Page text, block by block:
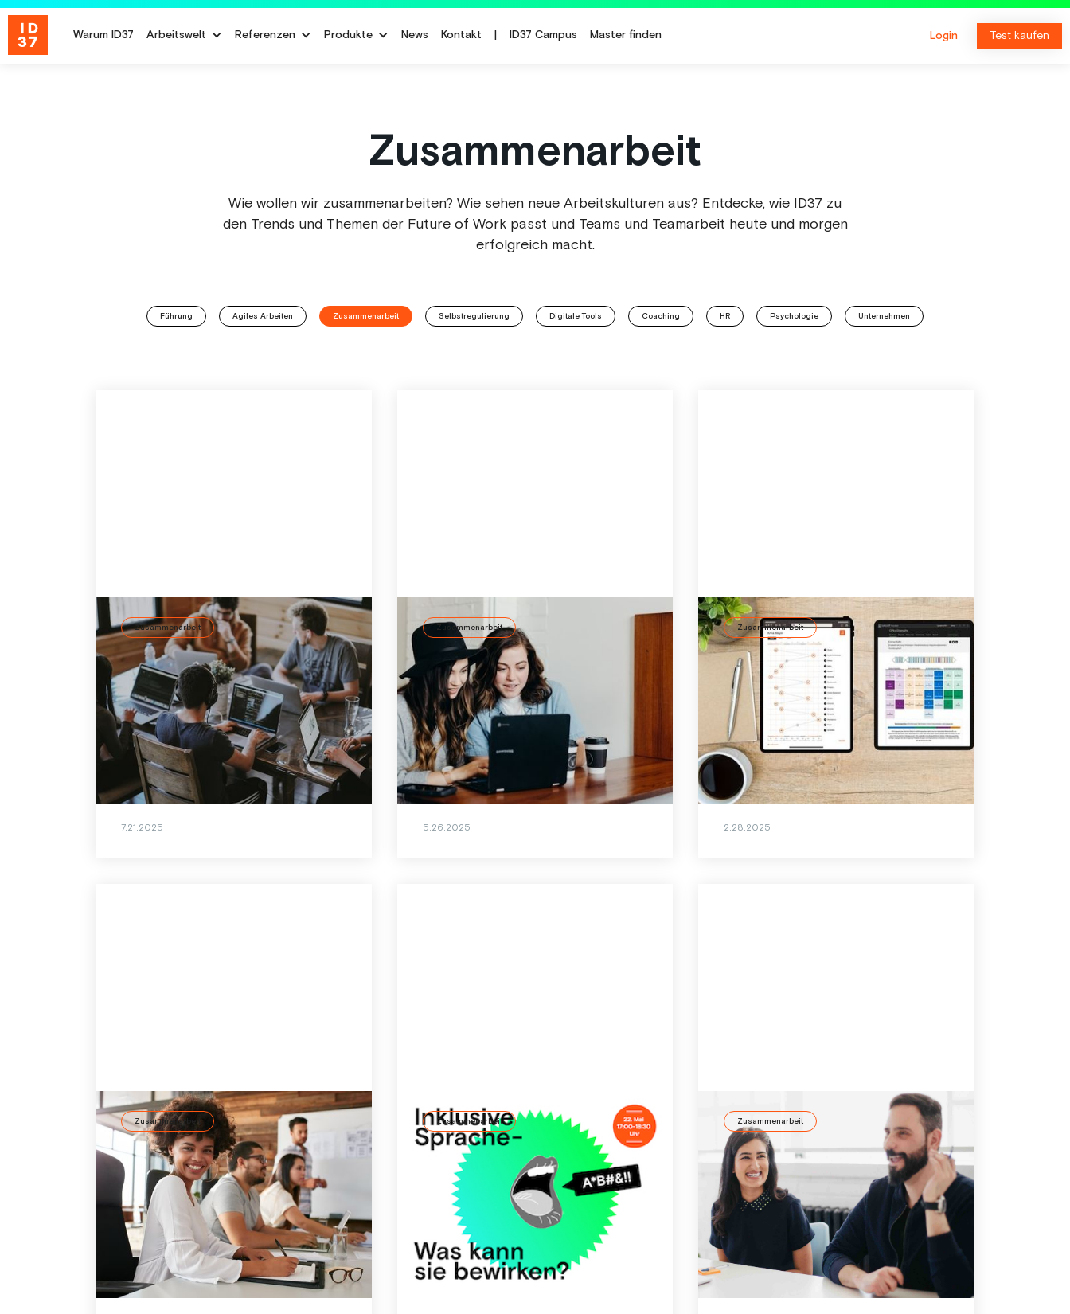
Warum ID37 Arbeitswelt Referenzen Produkte News Kontakt | ID37 Campus Master finden Login Test kaufen
Zusammenarbeit
Wie wollen wir zusammenarbeiten? Wie sehen neue Arbeitskulturen aus? Entdecke, wie ID37 zu
den Trends und Themen der Future of Work passt und Teams und Teamarbeit heute und morgen
erfolgreich macht.
Führung Agiles Arbeiten Zusammenarbeit Selbstregulierung Digitale Tools Coaching HR Psychologie Unternehmen
Zusammenarbeit
Wie KI Mitarbeiterbindung und
Employer Branding fördert
Mitarbeiterbindung braucht gute
Beziehungen. KI-gestützte Tools wie der
ID37 KI-Coach Jay helfen, Zusammenarbeit
und Employer Branding zu stärken.
7.21.2025
Zusammenarbeit
Was kommt nach DEI?
Unternehmen stehen vor der Frage: Wie
geht es mit DEI weiter? Mit strategischer
Integration statt oberflächlicher
Maßnahmen! ID37 bietet mit go:diversity
einen Ansatz für Fairness und
wirtschaftlichen Erfolg.
5.26.2025
Zusammenarbeit
Persönlichkeitstests für die
Teamentwicklung: CliftonStrengths
und ID37
CliftonStrengths zeigt Talente, ID37 erklärt
die innere Motivation. Warum die
Kombination beider Persönlichkeitstests
Teams nachhaltig stärkt – mit
Praxisbeispiel.
2.28.2025
Zusammenarbeit
ESG-Strategie mit Diversity
Management vorantreiben
Ein datenbasiertes Diversity Management
Programm wie go:diversity unterstützt
Unternehmen dabei, fair zu wirtschaften,
ESG-Anforderungen zu erfüllen und den
Geschäftserfolg zu steigern.
Zusammenarbeit
Inklusive Sprache: Mehr
Zufriedenheit und Leistung in
Unternehmen
Die Forderung nach inklusiver Sprache in
Unternehmen wächst. Diversity Experte
Clemens Krebs erklärt, was inklusive
Sprache ist und warum die Einführung in
Unternehmen sinnvoll ist.
Zusammenarbeit
Multikulturelle Teams erfolgreich
entwickeln
Die international tätige Beraterin Stefanie
Hilger kennt die Besonderheiten von
multikulturellen Teams und weiß, wie diese
erfolgreich entwickelt werden.